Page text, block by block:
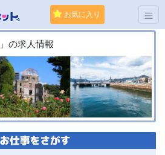
お気に入り
」の求人情報